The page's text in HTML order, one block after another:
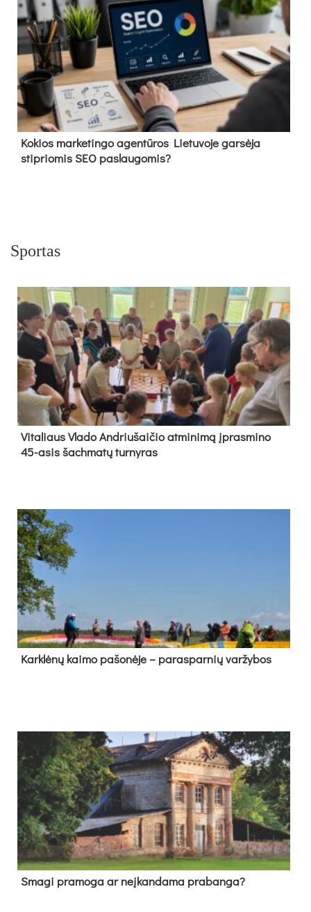
Kokios marketingo agentūros Lietuvoje garsėja
stipriomis SEO paslaugomis?
Sportas
Vi­ta­liaus Vla­do And­riu­šai­čio at­mi­ni­mą įpras­mi­no
45-asis šach­ma­tų tur­ny­ras
Kark­lė­nų kai­mo pa­šo­nė­je – pa­ras­par­nių var­žy­bos
Sma­gi pra­mo­ga ar neį­kan­da­ma pra­ban­ga?